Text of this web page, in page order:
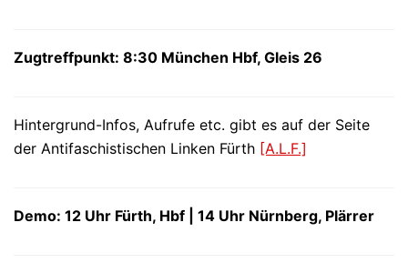
Zugtreffpunkt: 8:30 München Hbf, Gleis 26
Hintergrund-Infos, Aufrufe etc. gibt es auf der Seite
der Antifaschistischen Linken Fürth [A.L.F.]
Demo: 12 Uhr Fürth, Hbf | 14 Uhr Nürnberg, Plärrer